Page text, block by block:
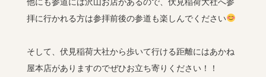
拝に行かれる方は参拝前後の参道も楽しんでください
そして、伏見稲荷大社から歩いて行ける距離にはあかね
屋本店がありますのでぜひお立ち寄りください！！